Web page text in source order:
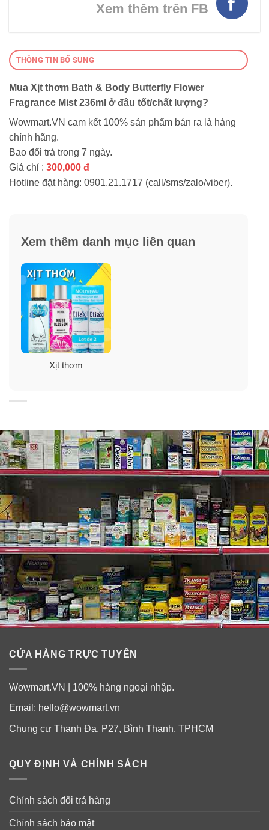
Xem thêm trên FB
THÔNG TIN BỔ SUNG
Mua Xịt thơm Bath & Body Butterfly Flower
Fragrance Mist 236ml ở đâu tốt/chất lượng?
Wowmart.VN cam kết 100% sản phẩm bán ra là hàng
chính hãng.
Bao đổi trả trong 7 ngày.
Giá chỉ : 300,000 đ
Hotline đặt hàng: 0901.21.1717 (call/sms/zalo/viber).
Xem thêm danh mục liên quan
Xịt thơm
CỬA HÀNG TRỰC TUYẾN
Wowmart.VN | 100% hàng ngoại nhập.
Email: hello@wowmart.vn
Chung cư Thanh Đa, P27, Bình Thạnh, TPHCM
QUY ĐỊNH VÀ CHÍNH SÁCH
Chính sách đổi trả hàng
Chính sách bảo mật